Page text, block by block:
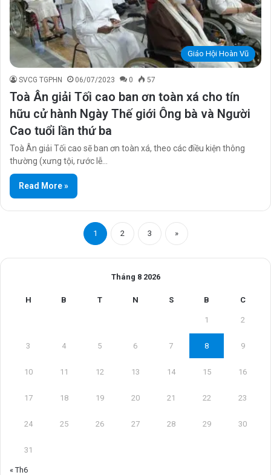
Giáo Hội Hoàn Vũ
SVCG TGPHN 06/07/2023 0 57
Toà Ân giải Tối cao ban ơn toàn xá cho tín
hữu cử hành Ngày Thế giới Ông bà và Người
Cao tuổi lần thứ ba
Toà Ân giải Tối cao sẽ ban ơn toàn xá, theo các điều kiện thông
thường (xưng tội, rước lễ…
Read More »
1 2 3 »
Tháng 8 2026
H B T N S B C
1 2
3 4 5 6 7 8 9
10 11 12 13 14 15 16
17 18 19 20 21 22 23
24 25 26 27 28 29 30
31
« Th6